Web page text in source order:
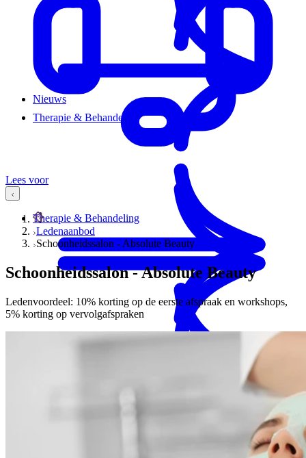
Therapie & Behandeling
Therapie & Behandeling
Nieuws
Lees voor
Ledenaanbod
Schoonheidssalon - Absolute Beauty
Schoonheidssalon - Absolute Beauty
Ledenvoordeel: 10% korting op de eerste afspraak en workshops,
5% korting op vervolgafspraken